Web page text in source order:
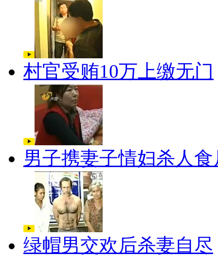
村官受贿10万上缴无门
男子携妻子情妇杀人食
绿帽男交欢后杀妻自尽